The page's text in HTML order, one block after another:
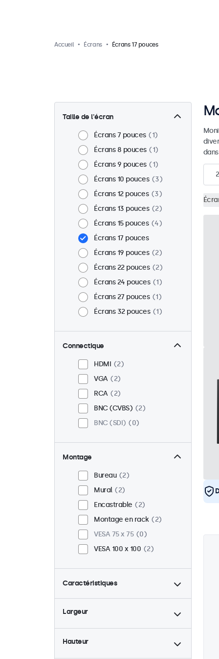
Accueil Écrans Écrans 17 pouces
Taille de l'écran
Écrans 7 pouces
1
Écrans 8 pouces
1
Écrans 9 pouces
1
Écrans 10 pouces
3
Écrans 12 pouces
3
Écrans 13 pouces
2
Écrans 15 pouces
4
Écrans 17 pouces
Écrans 19 pouces
2
Écrans 22 pouces
2
Écrans 24 pouces
1
Écrans 27 pouces
1
Écrans 32 pouces
1
Connectique
HDMI
2
VGA
2
RCA
2
BNC (CVBS)
2
BNC (SDI)
0
Montage
Bureau
2
Mural
2
Encastrable
2
Montage en rack
2
VESA 75 x 75
0
VESA 100 x 100
2
Caractéristiques
4:3 / 5:4
1
Rétro-éclairage ajustable
Largeur
Hauteur
2